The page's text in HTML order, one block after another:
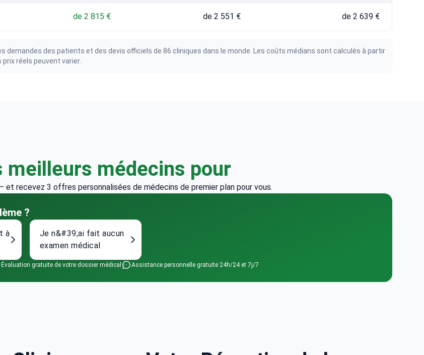
de 2 815 € de 2 551 € de 2 639 €
demandes des patients et des devis officiels de 86 cliniques dans le monde. Les coûts médians sont calculés à partir
réels peuvent varier.
meilleurs médecins pour
et recevez 3 offres personnalisées de médecins de premier plan pour vous.
?
à
Je n&#39;ai fait aucun
examen médical
Évaluation gratuite de votre dossier médical Assistance personnelle gratuite 24h/24 et 7j/7